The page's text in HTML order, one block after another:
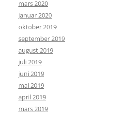
mars 2020
januar 2020
oktober 2019
september 2019
august 2019
juli 2019
juni 2019
mai 2019
april 2019
mars 2019